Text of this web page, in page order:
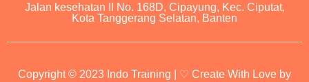
Jalan kesehatan II No. 168D, Cipayung, Kec. Ciputat,
Kota Tanggerang Selatan, Banten
Copyright © 2023 Indo Training | ♡ Create With Love by